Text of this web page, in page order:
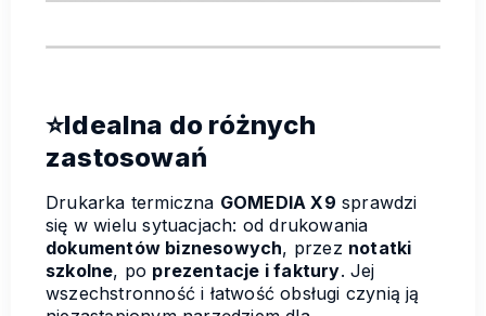
⭐Idealna do różnych
zastosowań
Drukarka termiczna GOMEDIA X9 sprawdzi
się w wielu sytuacjach: od drukowania
dokumentów biznesowych, przez notatki
szkolne, po prezentacje i faktury. Jej
wszechstronność i łatwość obsługi czynią ją